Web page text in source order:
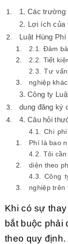
1. Các trường
2. Lợi ích của
Luật Hùng Phí
2.1. Đảm
2.2. Tiết
2.3. Tư
nghiệp
3. Công ty
dung đăng ký
4. Câu hỏi
4.1. Chi
Phí là bao
4.2. Tôi
diện theo
4.3. Công
nghiệp trên
Khi có sự
bắt buộc phải
theo quy